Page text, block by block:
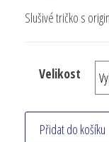
Slušivé tričko s
Velikost
Přidat do košíku